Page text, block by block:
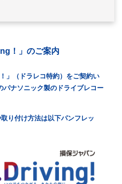
！」のご案内
」（ドラレコ特約）をご契約い
パナソニック製のドライブレコー
り付け方法は以下パンフレッ